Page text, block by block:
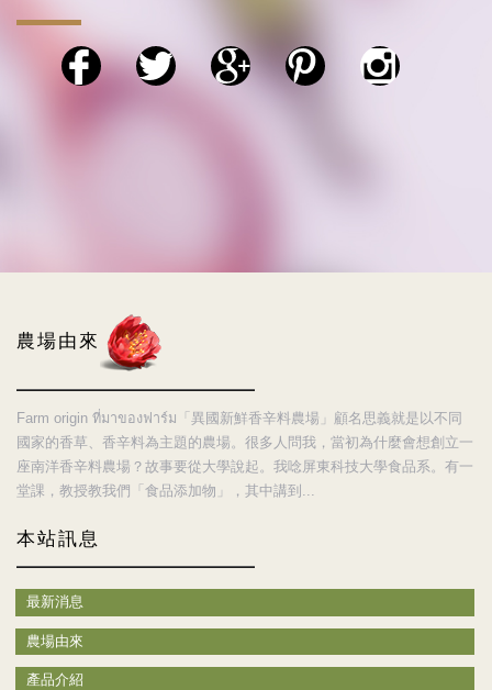
農場由來
Farm origin ที่มาของฟาร์ม「異國新鮮香辛料農場」顧名思義就是以不同
國家的香草、香辛料為主題的農場。很多人問我，當初為什麼會想創立一
座南洋香辛料農場？故事要從大學說起。我唸屏東科技大學食品系。有一
堂課，教授教我們「食品添加物」，其中講到...
本站訊息
最新消息
農場由來
產品介紹